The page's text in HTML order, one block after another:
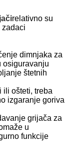
relativno su
zadaci
dimnjaka za
osiguravanju
štetnih
ili ošteti, treba
izgaranje goriva
grijača za
u
funkcije